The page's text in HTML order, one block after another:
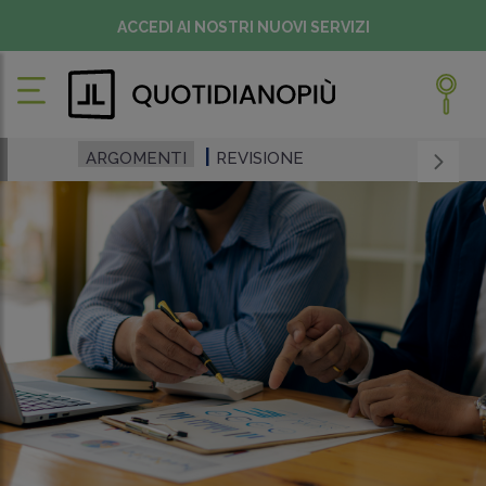
ACCEDI AI NOSTRI NUOVI SERVIZI
ARGOMENTI REVISIONE